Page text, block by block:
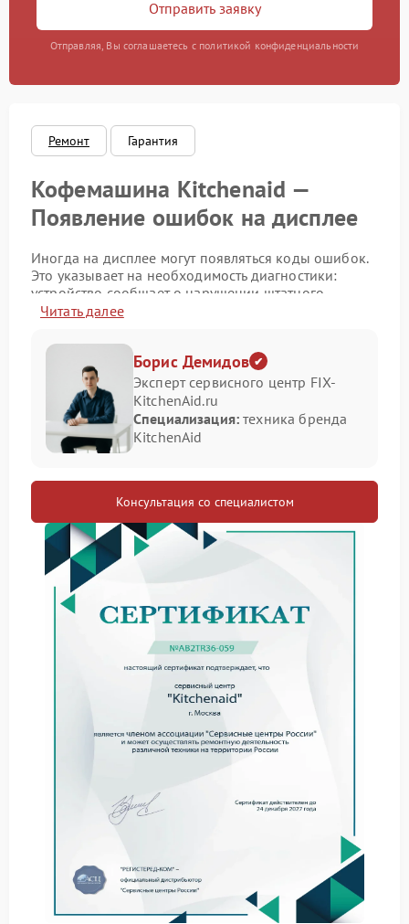
Отправить заявку
Отправляя, Вы соглашаетесь с политикой конфиденциальности
Ремонт Гарантия
Кофемашина Kitchenaid —
Появление ошибок на дисплее
Иногда на дисплее могут появляться коды ошибок.
Это указывает на необходимость диагностики:
устройство сообщает о нарушении штатного
режима работы. Своевременное обращение в
усугубления проблемы и сократить сроки
устранения неполадки.
Причины появления ошибок разнообразны — от
простых ситуаций, которые пользователь может
исправить самостоятельно, до сложных технических
сбоев, требующих вмешательства специалистов.
Типичные ошибки на дисплее и способы первичной
диагностики:
Ошибка подачи воды: проверьте уровень воды в
резервуаре и убедитесь, что он заполнен до
нужной отметки.
Засор системы заваривания: очистите
соответствующие отсеки согласно инструкции.
Перегрев: отключите кофемашину от сети, дайте
остыть в течение 15–20 минут.
Проблемы с электропитанием: удостоверьтесь,
что устройство подключено к розетке и кабель
Если перечисленные шаги не помогли устранить
ошибку, стоит задуматься о профессиональном
ремонте Kitchenaid. Самостоятельные попытки
привести к дополнительным повреждениям и
аннулированию гарантии.
Обратитесь в официальный сервисный центр
Kitchenaid — там работают обученные специалисты,
знакомые с особенностями модели.
Читать далее
Борис Демидов
Эксперт сервисного центр FIX-
KitchenAid.ru
Специализация: техника бренда
KitchenAid
Консультация со специалистом